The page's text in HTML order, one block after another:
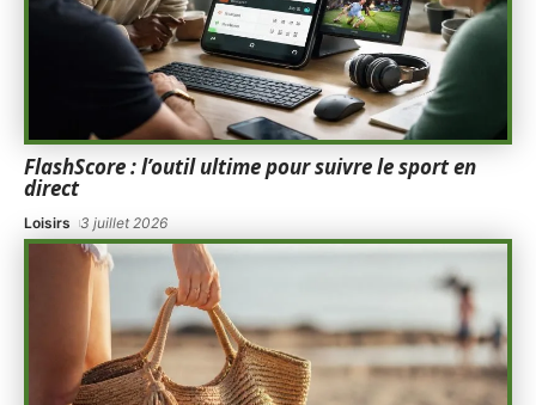
FlashScore : l’outil ultime pour suivre le sport en
direct
Loisirs 3 juillet 2026